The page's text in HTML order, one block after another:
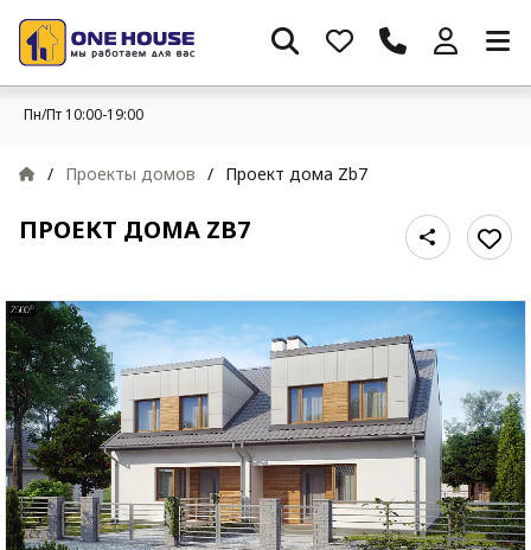
Пн/Пт 10:00-19:00
/ Проекты домов / Проект дома Zb7
ПРОЕКТ ДОМА ZB7